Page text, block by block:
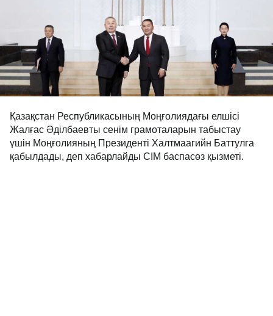
Қазақстан Республикасының Моңғолиядағы елшісі
Жалғас Әділбаевты cенім грамоталарын табыстау
үшін Моңғолияның Президенті Халтмаагийн Баттулга
қабылдады, деп хабарлайды СІМ баспасөз қызметі.